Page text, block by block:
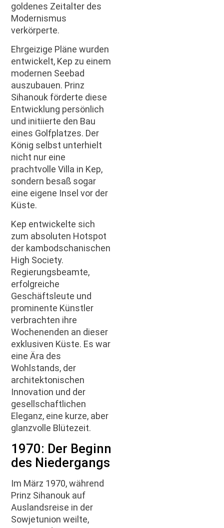
goldenes Zeitalter des
Modernismus
verkörperte.
Ehrgeizige Pläne wurden
entwickelt, Kep zu einem
modernen Seebad
auszubauen. Prinz
Sihanouk förderte diese
Entwicklung persönlich
und initiierte den Bau
eines Golfplatzes. Der
König selbst unterhielt
nicht nur eine
prachtvolle Villa in Kep,
sondern besaß sogar
eine eigene Insel vor der
Küste.
Kep entwickelte sich
zum absoluten Hotspot
der kambodschanischen
High Society.
Regierungsbeamte,
erfolgreiche
Geschäftsleute und
prominente Künstler
verbrachten ihre
Wochenenden an dieser
exklusiven Küste. Es war
eine Ära des
Wohlstands, der
architektonischen
Innovation und der
gesellschaftlichen
Eleganz, eine kurze, aber
glanzvolle Blütezeit.
1970: Der Beginn
des Niedergangs
Im März 1970, während
Prinz Sihanouk auf
Auslandsreise in der
Sowjetunion weilte,